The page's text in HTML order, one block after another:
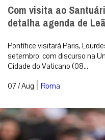
Com visita ao
detalha agenda de
Pontífice visitará Paris,
setembro, com discurso na
Cidade do Vaticano (08...
07 / Aug | Roma